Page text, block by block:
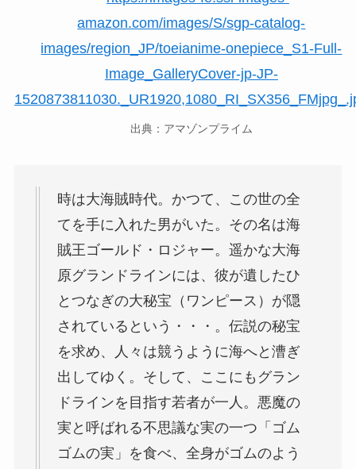
出典：アマゾンプライム
時は大海賊時代。かつて、この世の全
てを手に入れた男がいた。その名は海
賊王ゴールド・ロジャー。遥かな大海
原グランドラインには、彼が遺したひ
とつなぎの大秘宝（ワンピース）が隠
されているという・・・。伝説の秘宝
を求め、人々は競うように海へと漕ぎ
出してゆく。そして、ここにもグラン
ドラインを目指す若者が一人。悪魔の
実と呼ばれる不思議な実の一つ「ゴム
ゴムの実」を食べ、全身がゴムのよう